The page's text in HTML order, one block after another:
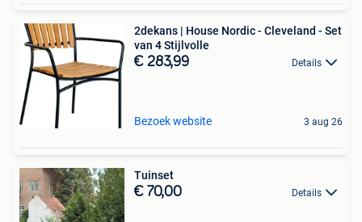
2dekans | House Nordic - Cleveland - Set
van 4 Stijlvolle
€ 283,99 Details
Bezoek website 3 aug 26
Tuinset
€ 70,00 Details